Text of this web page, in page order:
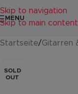
Skip to navigation
Skip to main content
MENU
Startseite/Gitarren
SOLD
OUT